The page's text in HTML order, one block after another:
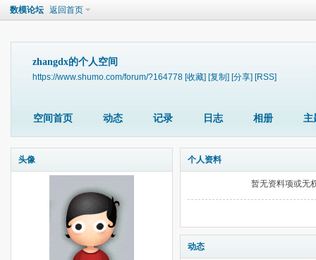
数模论坛 返回首页
zhangdx的个人空间
https://www.shumo.com/forum/?164778 [收藏] [复制] [分享] [RSS]
空间首页 动态 记录 日志 相册 主
头像 个人资料
暂无资料项或无
动态